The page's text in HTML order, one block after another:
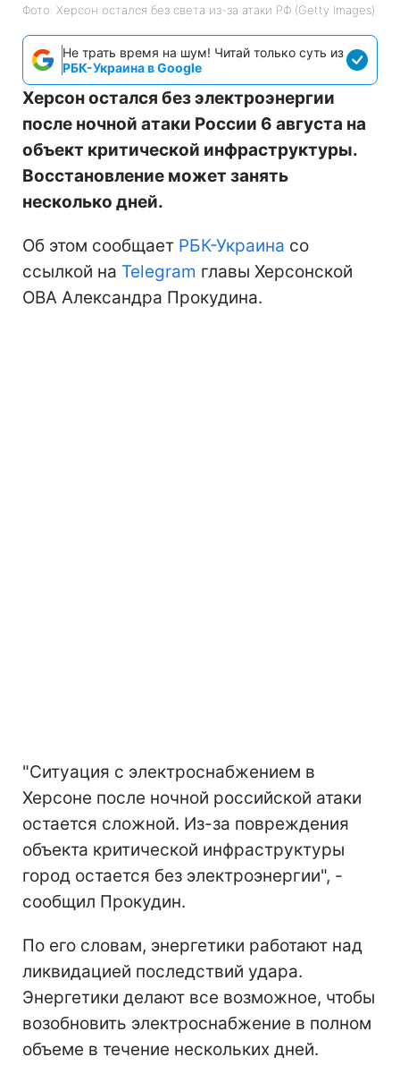
Фото: Херсон остался без света из-за атаки РФ (Getty Images)
Не трать время на шум! Читай только суть из
РБК-Украина в Google
Херсон остался без электроэнергии
после ночной атаки России 6 августа на
объект критической инфраструктуры.
Восстановление может занять
несколько дней.
Об этом сообщает РБК-Украина со
ссылкой на Telegram главы Херсонской
ОВА Александра Прокудина.
"Ситуация с электроснабжением в
Херсоне после ночной российской атаки
остается сложной. Из-за повреждения
объекта критической инфраструктуры
город остается без электроэнергии", -
сообщил Прокудин.
По его словам, энергетики работают над
ликвидацией последствий удара.
Энергетики делают все возможное, чтобы
возобновить электроснабжение в полном
объеме в течение нескольких дней.